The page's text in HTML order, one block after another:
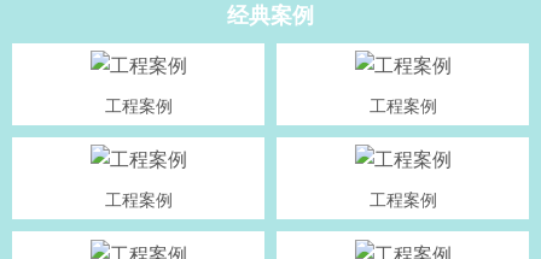
经典案例
工程案例 工程案例
工程案例 工程案例